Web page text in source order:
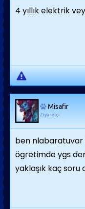
4 yıllık elektrik
Misafir
Ziyaretçi
ben nlabaratuvar
ögretimde ygs
yaklaşık kaç